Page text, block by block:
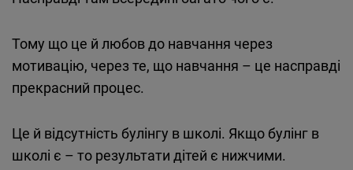
Тому що це й любов до навчання через
мотивацію, через те, що навчання – це насправді
прекрасний процес.
Це й відсутність булінгу в школі. Якщо булінг в
школі є – то результати дітей є нижчими.